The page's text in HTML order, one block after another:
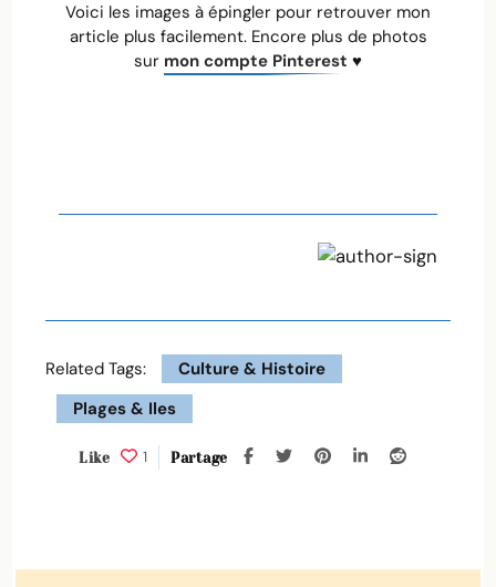
1
Like Partage
Voici les images à épingler pour retrouver mon
article plus facilement. Encore plus de photos
sur mon compte Pinterest ♥
Related Tags:
Culture & Histoire
Plages & Iles